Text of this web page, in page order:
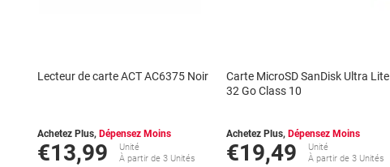
Lecteur de carte ACT AC6375 Noir
Achetez Plus, Dépensez Moins
€13,99
Unité
À partir de 3 Unités
Carte MicroSD SanDisk Ultra Lite
32 Go Class 10
Achetez Plus, Dépensez Moins
€19,49
Unité
À partir de 3 Unités